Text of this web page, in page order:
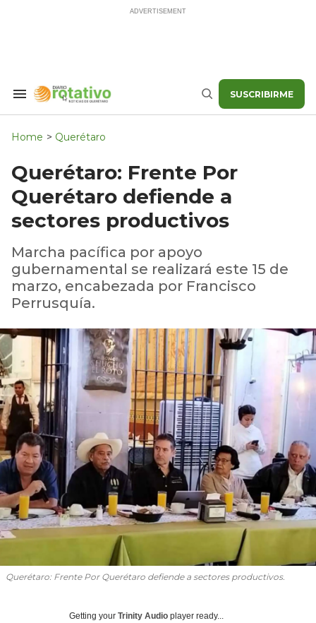
Search
Navigation
Buscar SUSCRIBIRME
Home > Querétaro
Querétaro: Frente Por
Querétaro defiende a
sectores productivos
Marcha pacífica por apoyo
gubernamental se realizará este 15 de
marzo, encabezada por Francisco
Perrusquía.
Querétaro: Frente Por Querétaro defiende a sectores productivos.
Getting your Trinity Audio player ready...